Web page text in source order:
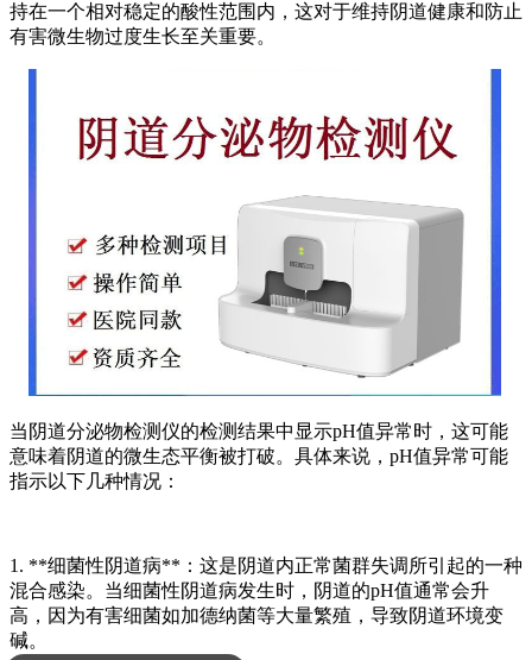
持在一个相对稳定的酸性范围内，这对于维持阴道健康和防止
有害微生物过度生长至关重要。
当阴道分泌物检测仪的检测结果中显示pH值异常时，这可能
意味着阴道的微生态平衡被打破。具体来说，pH值异常可能
指示以下几种情况：
1. **细菌性阴道病**：这是阴道内正常菌群失调所引起的一种
混合感染。当细菌性阴道病发生时，阴道的pH值通常会升
高，因为有害细菌如加德纳菌等大量繁殖，导致阴道环境变
碱。